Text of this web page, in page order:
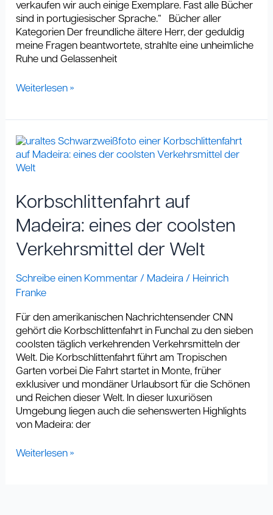
verkaufen wir auch einige Exemplare. Fast alle Bücher
sind in portugiesischer Sprache.“ Bücher aller
Kategorien Der freundliche ältere Herr, der geduldig
meine Fragen beantwortete, strahlte eine unheimliche
Ruhe und Gelassenheit
Weiterlesen »
Korbschlittenfahrt auf
Madeira: eines der coolsten
Verkehrsmittel der Welt
Schreibe einen Kommentar / Madeira / Heinrich
Franke
Für den amerikanischen Nachrichtensender CNN
gehört die Korbschlittenfahrt in Funchal zu den sieben
coolsten täglich verkehrenden Verkehrsmitteln der
Welt. Die Korbschlittenfahrt führt am Tropischen
Garten vorbei Die Fahrt startet in Monte, früher
exklusiver und mondäner Urlaubsort für die Schönen
und Reichen dieser Welt. In dieser luxuriösen
Umgebung liegen auch die sehenswerten Highlights
von Madeira: der
Korbschlittenfahrt
auf
Madeira:
der
coolsten
Verkehrsmittel
der
Welt
Weiterlesen »